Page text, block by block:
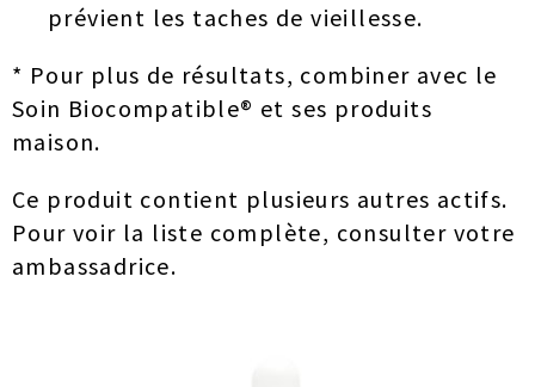
prévient les taches de vieillesse.
* Pour plus de résultats, combiner avec le
Soin Biocompatible® et ses produits
maison.
Ce produit contient plusieurs autres actifs.
Pour voir la liste complète, consulter votre
ambassadrice.